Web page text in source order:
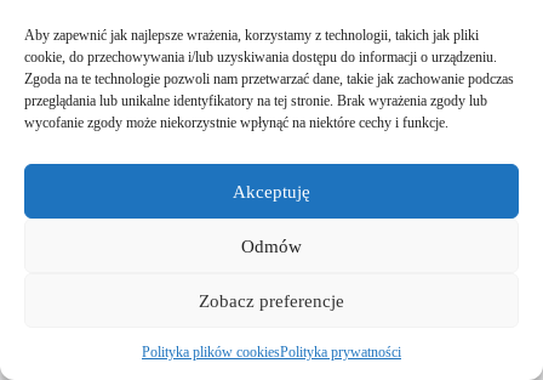
Aby zapewnić jak najlepsze wrażenia, korzystamy z technologii, takich jak pliki
cookie, do przechowywania i/lub uzyskiwania dostępu do informacji o urządzeniu.
Zgoda na te technologie pozwoli nam przetwarzać dane, takie jak zachowanie podczas
przeglądania lub unikalne identyfikatory na tej stronie. Brak wyrażenia zgody lub
wycofanie zgody może niekorzystnie wpłynąć na niektóre cechy i funkcje.
Akceptuję
Odmów
Zobacz preferencje
Polityka plików cookiesPolityka prywatności